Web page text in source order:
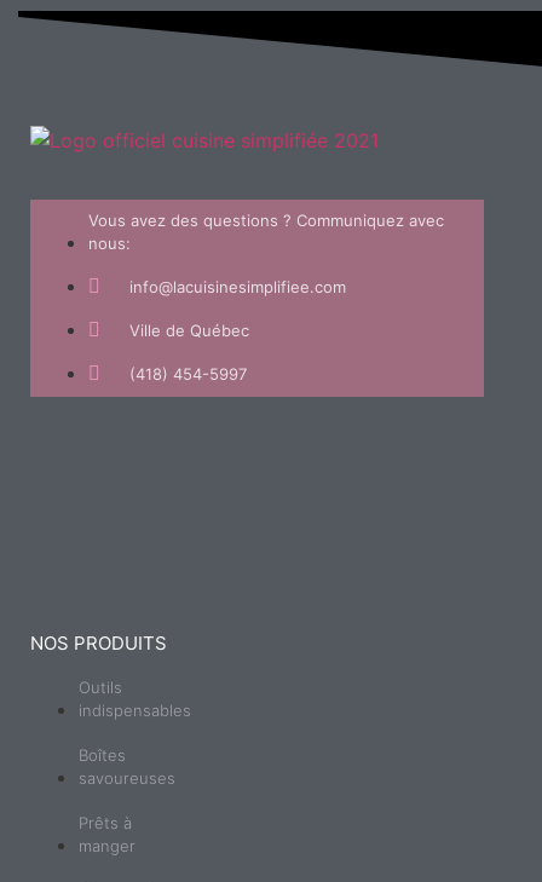
Vous avez des questions ? Communiquez avec
nous:
info@lacuisinesimplifiee.com
Ville de Québec
(418) 454-5997
NOS PRODUITS
Outils
indispensables
Boîtes
savoureuses
Prêts à
manger